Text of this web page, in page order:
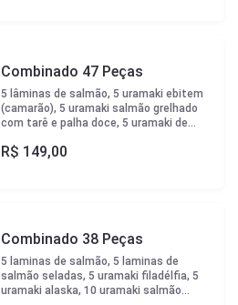
com crispy
Combinado 47 Peças
5 lâminas de salmão, 5 uramaki ebitem
(camarão), 5 uramaki salmão grelhado
com tarê e palha doce, 5 uramaki de
hossomaki salmão, 4 nigiri salmão
R$ 149,00
Combinado 38 Peças
5 laminas de salmão, 5 laminas de
salmão seladas, 5 uramaki filadélfia, 5
uramaki alaska, 10 uramaki salmão